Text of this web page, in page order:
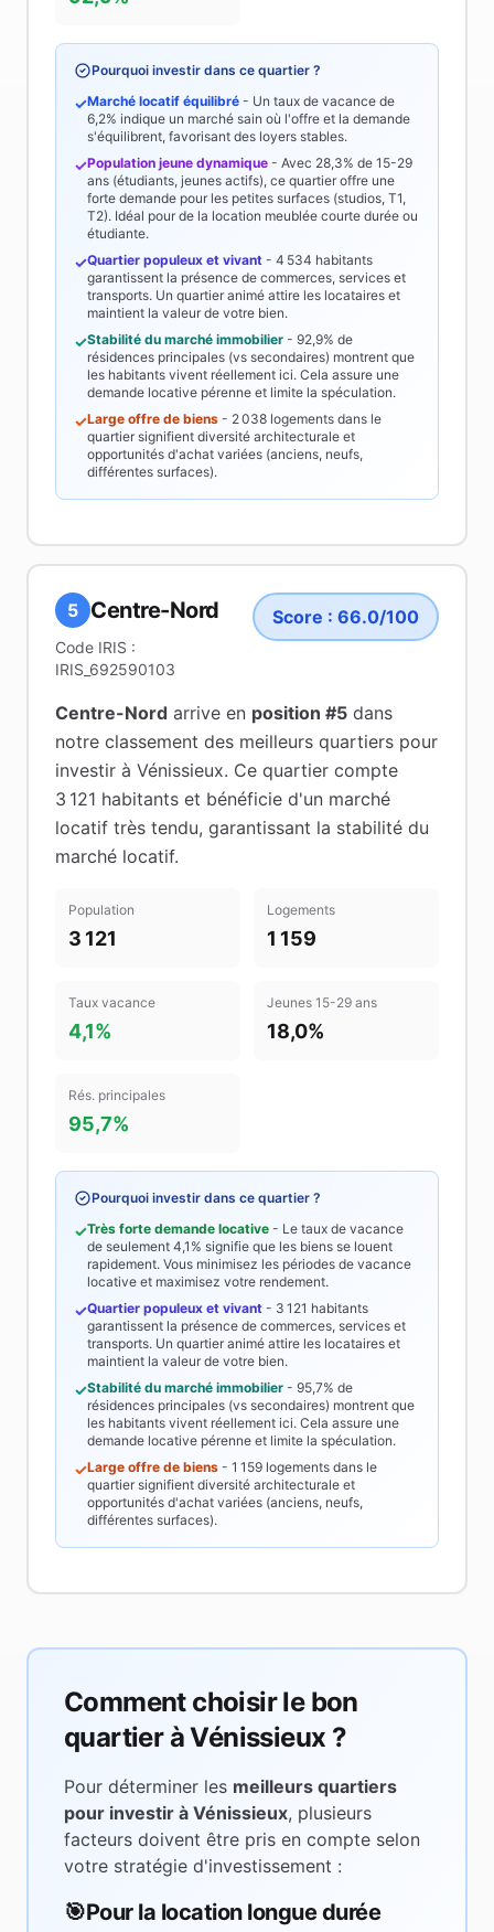
Pourquoi investir dans ce quartier ?
✓Marché locatif équilibré - Un taux de vacance de
6,2% indique un marché sain où l'offre et la demande
s'équilibrent, favorisant des loyers stables.
✓Population jeune dynamique - Avec 28,3% de 15-29
ans (étudiants, jeunes actifs), ce quartier offre une
forte demande pour les petites surfaces (studios, T1,
T2). Idéal pour de la location meublée courte durée ou
étudiante.
✓Quartier populeux et vivant - 4 534 habitants
garantissent la présence de commerces, services et
transports. Un quartier animé attire les locataires et
maintient la valeur de votre bien.
✓Stabilité du marché immobilier - 92,9% de
résidences principales (vs secondaires) montrent que
les habitants vivent réellement ici. Cela assure une
demande locative pérenne et limite la spéculation.
✓Large offre de biens - 2 038 logements dans le
quartier signifient diversité architecturale et
opportunités d'achat variées (anciens, neufs,
différentes surfaces).
5 Centre-Nord
Code IRIS :
IRIS_692590103
Score : 66.0/100
Centre-Nord arrive en position #5 dans
notre classement des meilleurs quartiers pour
investir à Vénissieux. Ce quartier compte
3 121 habitants et bénéficie d'un marché
locatif très tendu, garantissant la stabilité du
marché locatif.
Population
3 121
Logements
1 159
Taux vacance
4,1%
Jeunes 15-29 ans
18,0%
Rés. principales
95,7%
Pourquoi investir dans ce quartier ?
✓Très forte demande locative - Le taux de vacance
de seulement 4,1% signifie que les biens se louent
rapidement. Vous minimisez les périodes de vacance
locative et maximisez votre rendement.
✓Quartier populeux et vivant - 3 121 habitants
garantissent la présence de commerces, services et
transports. Un quartier animé attire les locataires et
maintient la valeur de votre bien.
✓Stabilité du marché immobilier - 95,7% de
résidences principales (vs secondaires) montrent que
les habitants vivent réellement ici. Cela assure une
demande locative pérenne et limite la spéculation.
✓Large offre de biens - 1 159 logements dans le
quartier signifient diversité architecturale et
opportunités d'achat variées (anciens, neufs,
différentes surfaces).
Comment choisir le bon
quartier àVénissieux ?
Pour déterminer les meilleurs quartiers
pour investir à Vénissieux, plusieurs
facteurs doivent être pris en compte selon
votre stratégie d'investissement :
🎯Pour la location longue durée